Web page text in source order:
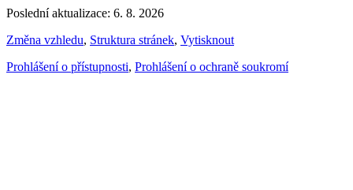
Poslední aktualizace: 6. 8. 2026
Změna vzhledu, Struktura stránek, Vytisknout
Prohlášení o přístupnosti, Prohlášení o ochraně soukromí